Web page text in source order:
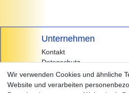
Unternehmen
Kontakt
Datenschutz
AGB
Impressum
Wir verwenden Cookies und ähnliche
Website und verarbeiten